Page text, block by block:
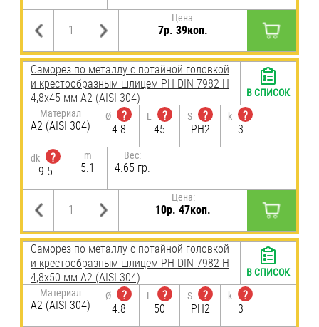
Цена:
7р. 39коп.
Саморез по металлу с потайной головкой
и крестообразным шлицем PH DIN 7982 H
4,8х45 мм А2 (AISI 304)
Материал
А2 (AISI 304)
Ø
?
4.8
L
?
45
S
?
PH2
k
?
3
dk
?
9.5
m
5.1
Вес:
4.65 гр.
Цена:
10р. 47коп.
В СПИСОК
Саморез по металлу с потайной головкой
и крестообразным шлицем PH DIN 7982 H
4,8х50 мм А2 (AISI 304)
Материал
А2 (AISI 304)
Ø
?
4.8
L
?
50
S
?
PH2
k
?
3
В СПИСОК